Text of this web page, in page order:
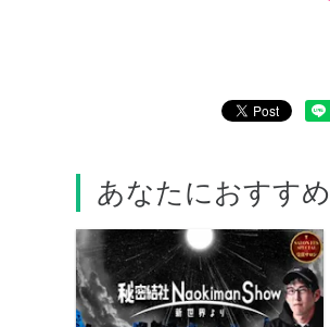
あなたにおすす